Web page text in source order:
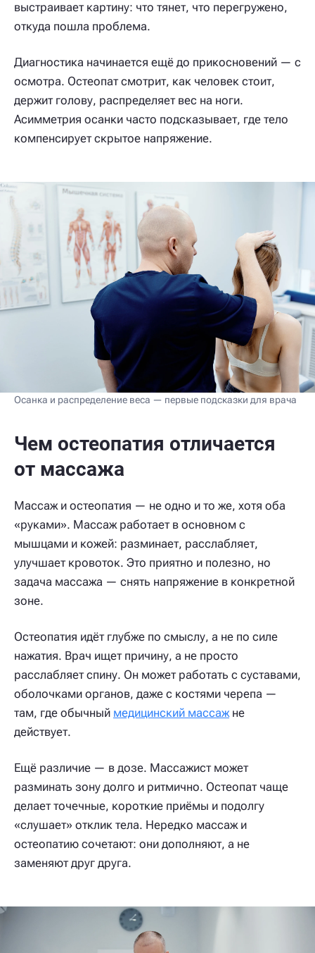
выстраивает картину: что тянет, что перегружено,
откуда пошла проблема.
Диагностика начинается ещё до прикосновений — с
осмотра. Остеопат смотрит, как человек стоит,
держит голову, распределяет вес на ноги.
Асимметрия осанки часто подсказывает, где тело
компенсирует скрытое напряжение.
Осанка и распределение веса — первые подсказки для врача
Чем остеопатия отличается
от массажа
Массаж и остеопатия — не одно и то же, хотя оба
«руками». Массаж работает в основном с
мышцами и кожей: разминает, расслабляет,
улучшает кровоток. Это приятно и полезно, но
задача массажа — снять напряжение в конкретной
зоне.
Остеопатия идёт глубже по смыслу, а не по силе
нажатия. Врач ищет причину, а не просто
расслабляет спину. Он может работать с суставами,
оболочками органов, даже с костями черепа —
там, где обычный медицинский массаж не
действует.
Ещё различие — в дозе. Массажист может
разминать зону долго и ритмично. Остеопат чаще
делает точечные, короткие приёмы и подолгу
«слушает» отклик тела. Нередко массаж и
остеопатию сочетают: они дополняют, а не
заменяют друг друга.